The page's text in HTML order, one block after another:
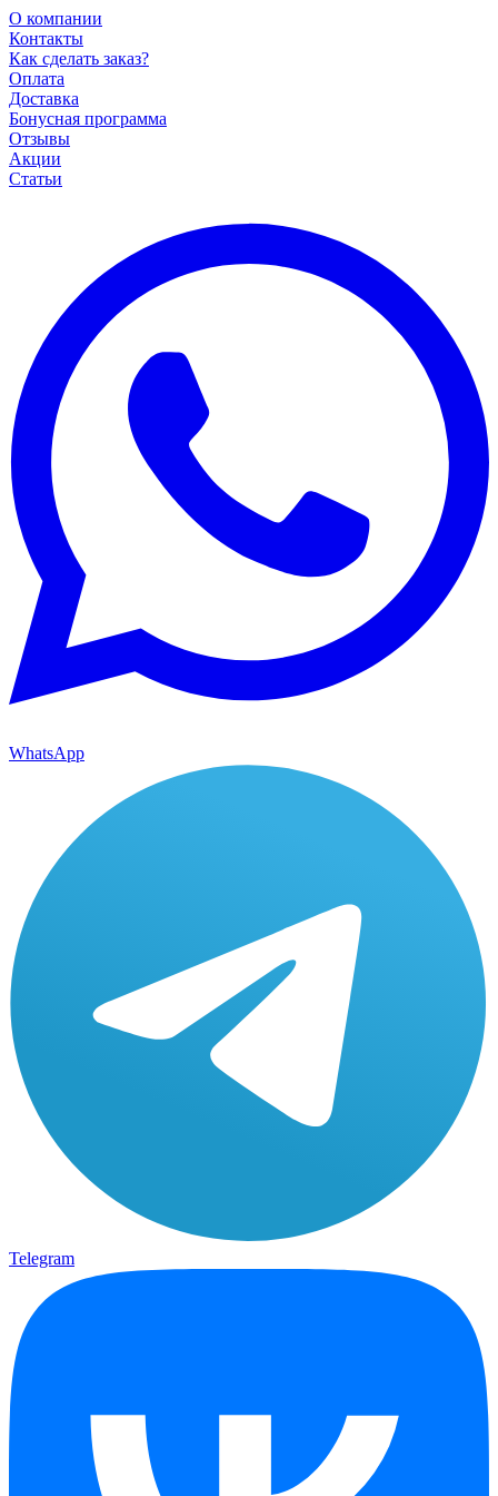
О компании
Контакты
Как сделать заказ?
Оплата
Доставка
Бонусная программа
Отзывы
Акции
Статьи
WhatsApp
Telegram